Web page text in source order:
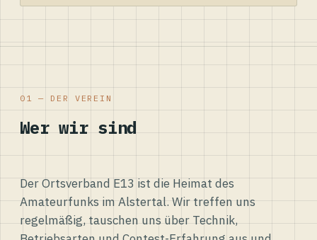
01 — DER VEREIN
Wer wir sind
Der Ortsverband E13 ist die Heimat des
Amateurfunks im Alstertal. Wir treffen uns
regelmäßig, tauschen uns über Technik,